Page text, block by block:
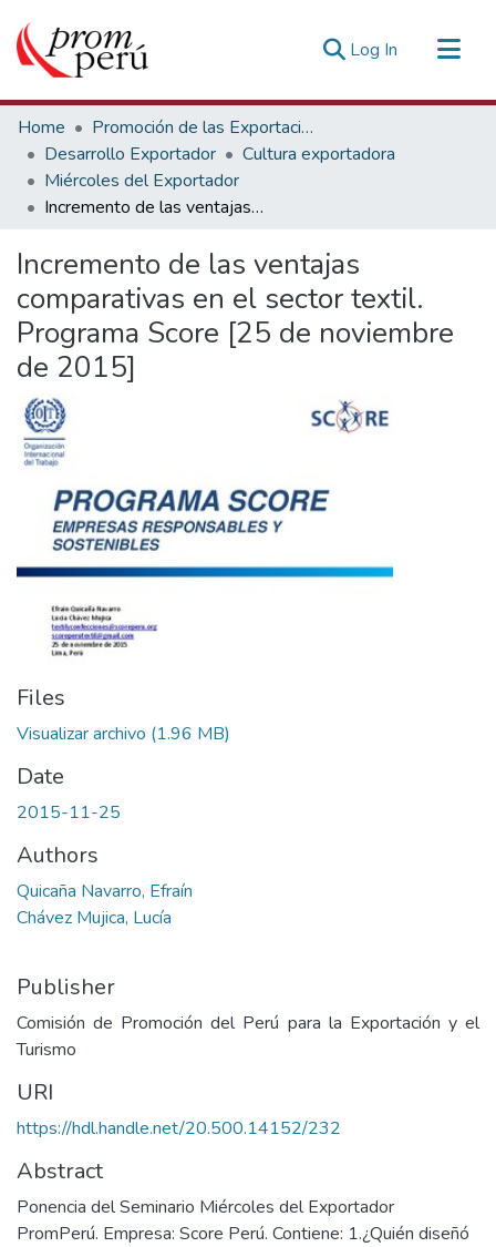
Log In (current)
Communities & Collections
All of DSpace
Statistics
Estadísticas Externas
Home
Promoción de las Exportaciones
Desarrollo Exportador
Cultura exportadora
Miércoles del Exportador
Incremento de las ventajas comparativas en el sector textil. Programa Score [25 de noviembre de 2015]
Incremento de las ventajas
comparativas en el sector textil.
Programa Score [25 de noviembre
de 2015]
Files
Visualizar archivo (1.96 MB)
Date
2015-11-25
Authors
Quicaña Navarro, Efraín
Chávez Mujica, Lucía
Publisher
Comisión de Promoción del Perú para la Exportación y el
Turismo
URI
https://hdl.handle.net/20.500.14152/232
Abstract
Ponencia del Seminario Miércoles del Exportador
PromPerú. Empresa: Score Perú. Contiene: 1.¿Quién diseñó